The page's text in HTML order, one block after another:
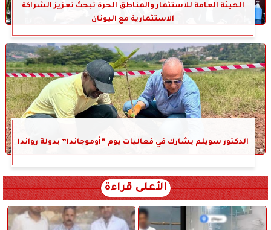
الهيئة العامة للاستثمار والمناطق الحرة تبحث تعزيز الشراكة
الاستثمارية مع اليونان
الدكتور سويلم يشارك في فعاليات يوم “أوموجاندا” بدولة رواندا
الأعلى قراءة